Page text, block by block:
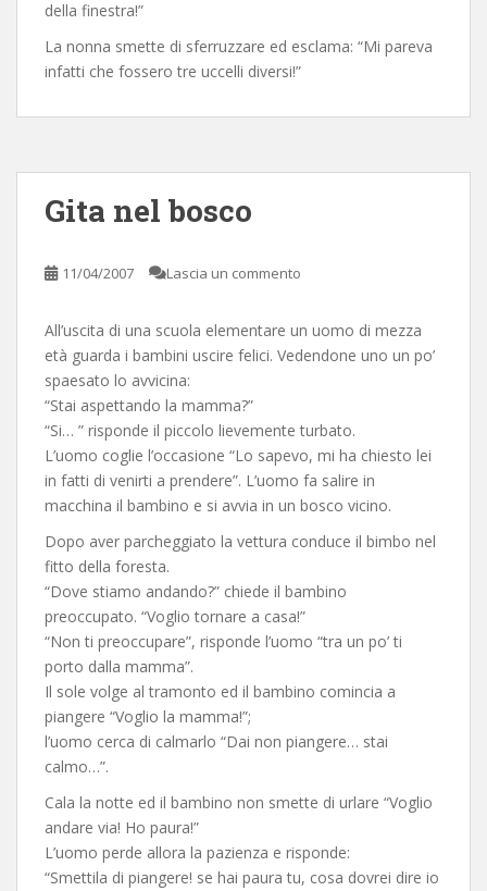
della finestra!”
La nonna smette di sferruzzare ed esclama: “Mi pareva
infatti che fossero tre uccelli diversi!”
Gita nel bosco
11/04/2007 Lascia un commento
All’uscita di una scuola elementare un uomo di mezza
età guarda i bambini uscire felici. Vedendone uno un po’
spaesato lo avvicina:
“Stai aspettando la mamma?”
“Si… ” risponde il piccolo lievemente turbato.
L’uomo coglie l’occasione “Lo sapevo, mi ha chiesto lei
in fatti di venirti a prendere”. L’uomo fa salire in
macchina il bambino e si avvia in un bosco vicino.
Dopo aver parcheggiato la vettura conduce il bimbo nel
fitto della foresta.
“Dove stiamo andando?” chiede il bambino
preoccupato. “Voglio tornare a casa!”
“Non ti preoccupare”, risponde l’uomo “tra un po’ ti
porto dalla mamma”.
Il sole volge al tramonto ed il bambino comincia a
piangere “Voglio la mamma!”;
l’uomo cerca di calmarlo “Dai non piangere… stai
calmo…”.
Cala la notte ed il bambino non smette di urlare “Voglio
andare via! Ho paura!”
L’uomo perde allora la pazienza e risponde:
“Smettila di piangere! se hai paura tu, cosa dovrei dire io